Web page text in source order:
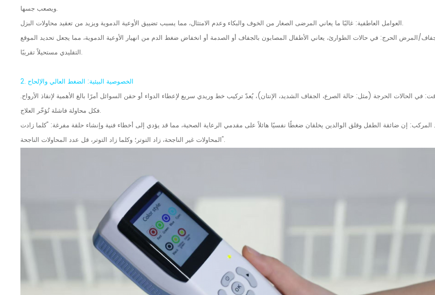
ويصعب جسها.
العوامل العاطفية: غالبًا ما يعاني المرضى الصغار من الخوف والبكاء وعدم الامتثال، مما يسبب تضييق الأوعية الدموية ويزيد من تعقيد محاولات البزل.
المرض الحرج: في حالات الطوارئ، يعاني الأطفال المصابون بالجفاف أو الصدمة أو انخفاض ضغط الدم من انهيار الأوعية الدموية، مما يجعل تحديد الموقع
التقليدي مستحيلاً تقريبًا.
2. الخصوصية البيئية: الضغط العالي والإلحاح
في الحالات الحرجة (مثل: حالة الصرع، الجفاف الشديد، الإنتان)، يُعدّ تركيب خط وريدي سريع لإعطاء الدواء أو حقن السوائل أمرًا بالغ الأهمية لإنقاذ الأرواح.
فكل محاولة فاشلة تُؤخّر العلاج.
المركب: إن ضائقة الطفل وقلق الوالدين يخلقان ضغطًا نفسيًا هائلاً على مقدمي الرعاية الصحية، مما قد يؤدي إلى أخطاء فنية وإنشاء حلقة مفرغة: "كلما زادت
المحاولات غير الناجحة، زاد التوتر؛ وكلما زاد التوتر، قل عدد المحاولات الناجحة".